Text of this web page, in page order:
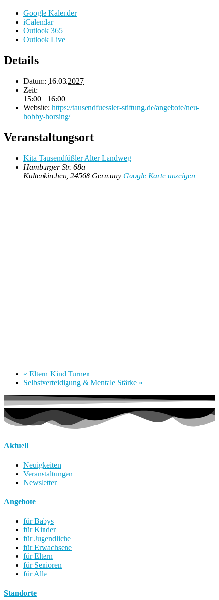
Google Kalender
iCalendar
Outlook 365
Outlook Live
Details
Datum: 16.03.2027
Zeit:
15:00 - 16:00
Website: https://tausendfuessler-stiftung.de/angebote/neu-
hobby-horsing/
Veranstaltungsort
Kita Tausendfüßler Alter Landweg
Hamburger Str. 68a
Kaltenkirchen 24568 Germany Google Karte anzeigen
« Eltern-Kind Turnen
Selbstverteidigung & Mentale Stärke »
Aktuell
Neuigkeiten
Veranstaltungen
Newsletter
Angebote
für Babys
für Kinder
für Jugendliche
für Erwachsene
für Eltern
für Senioren
für Alle
Standorte